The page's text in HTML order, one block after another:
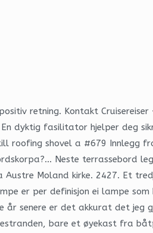
retning. Kontakt
dyktig fasilitator hjelper deg
roofing shovel a #679 Innlegg
Neste terrassebord
Moland kirke. 2427. Et
er per definisjon ei lampe
år senere er det akkurat det
bare et øyekast fra